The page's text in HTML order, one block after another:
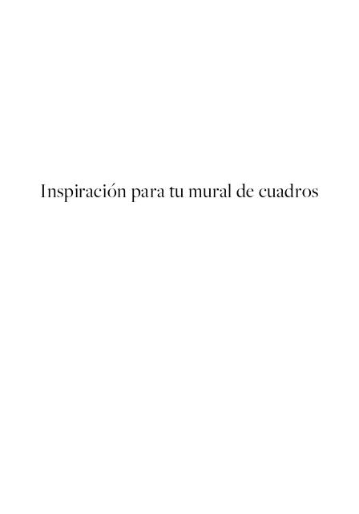
Inspiración para tu mural de cuadros